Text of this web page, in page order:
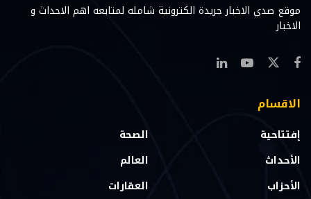
موقع صدي الاخبار جريدة الكترونية شامله لمتابعه اهم الاحداث و
الاخبار
الاقسام
إفتتاحية
الأحداث
الأحزاب
الصحة
العالم
العقارات